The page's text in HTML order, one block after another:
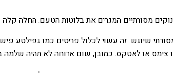
מסורתיים המגרים את בלוטות הטעם. החלה
שיוגש. זה עשוי לכלול פריטים כמו גפילטע
צימס או לאטקס. כמובן, שום ארוחה לא תהיה